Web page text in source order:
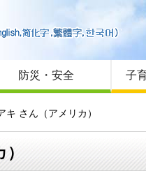
は
サイ
防災・安全 子
キ さん（アメリカ）